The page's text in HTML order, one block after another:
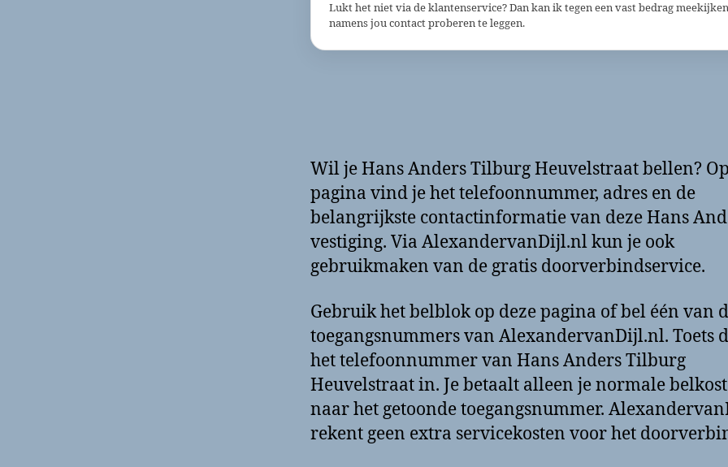
Lukt het niet via de klantenservice? Dan kan ik tegen een vast bedrag
namens jou contact proberen te leggen.
Wil je Hans Anders Tilburg Heuvelstraat bellen?
pagina vind je het telefoonnummer, adres en de
belangrijkste contactinformatie van deze Hans
vestiging. Via AlexandervanDijl.nl kun je ook
gebruikmaken van de gratis doorverbindservice.
Gebruik het belblok op deze pagina of bel één van
toegangsnummers van AlexandervanDijl.nl. Toets
het telefoonnummer van Hans Anders Tilburg
Heuvelstraat in. Je betaalt alleen je normale
naar het getoonde toegangsnummer.
rekent geen extra servicekosten voor het